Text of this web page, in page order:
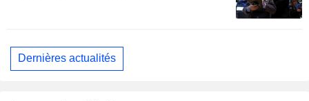
Dernières actualités